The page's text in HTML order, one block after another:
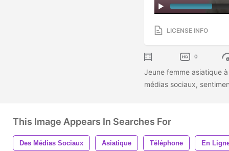
LICENSE INFO
0
Jeune femme asiatique
médias sociaux,
This Image Appears In Searches For
Des Médias Sociaux Asiatique Téléphone En